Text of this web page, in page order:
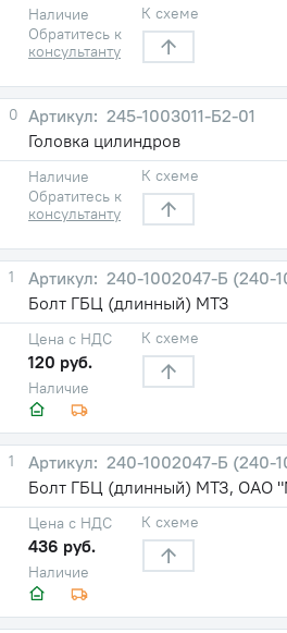
Наличие
Обратитесь к
консультанту
К схеме
0
245-1003011-Б2-01
Головка цилиндров
Наличие
Обратитесь к
консультанту
К схеме
1
240-1002047-Б (240-
Болт ГБЦ (длинный) МТЗ
Наличие
Цена с НДС
120 руб.
К схеме
1
240-1002047-Б (240-
Болт ГБЦ (длинный) МТЗ, ОАО
Наличие
Цена с НДС
436 руб.
К схеме